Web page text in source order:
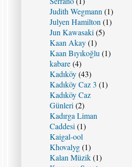
Judith Wegmann (1)
Julyen Hamilton (1)
Jun Kawasaki (5)
Kaan Akay(1)
Kaan Bıyıkoğlu (1)
kabare(4)
Kadıköy(43)
Kadıköy Caz 3 (1)
Kadıköy Caz
Günleri (2)
Kadırga Liman
Caddesi (1)
Kaigal-ool
Khovalyg(1)
Kalan Müzik(1)